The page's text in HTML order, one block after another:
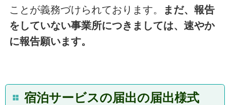
ことが義務づけられております。
まだ、報告
をしていない事業所につきましては、 速やか
に報告願います。
宿泊サービスの届出の届出様式